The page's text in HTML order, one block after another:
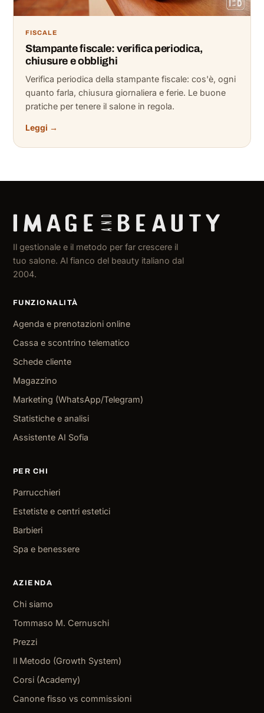
FISCALE
Stampante fiscale: verifica periodica,
chiusure e obblighi
Verifica periodica della stampante fiscale: cos'è, ogni
quanto farla, chiusura giornaliera e ferie. Le buone
pratiche per tenere il salone in regola.
Leggi →
Il gestionale e il metodo per far crescere il
tuo salone. Al fianco del beauty italiano dal
2004.
FUNZIONALITÀ
Agenda e prenotazioni online
Cassa e scontrino telematico
Schede cliente
Magazzino
Marketing (WhatsApp/Telegram)
Statistiche e analisi
Assistente AI Sofia
PER CHI
Parrucchieri
Estetiste e centri estetici
Barbieri
Spa e benessere
AZIENDA
Chi siamo
Tommaso M. Cernuschi
Prezzi
Il Metodo (Growth System)
Corsi (Academy)
Canone fisso vs commissioni